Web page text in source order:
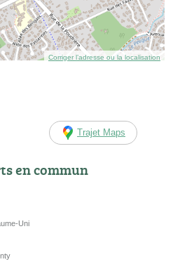
Corriger l’adresse ou la localisation
Trajet Maps
en commun
Uni